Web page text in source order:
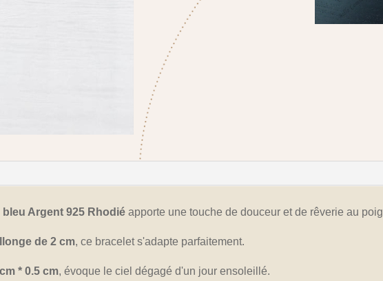
Argent 925 Rhodié apporte une touche de douceur et de rêverie au
de 2 cm, ce bracelet s'adapte parfaitement.
* 0.5 cm, évoque le ciel dégagé d'un jour ensoleillé.